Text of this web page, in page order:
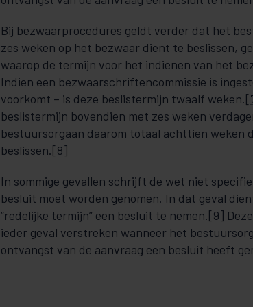
Bij bezwaarprocedures geldt verder dat het
zes weken op het bezwaar dient te beslissen,
waarop de termijn voor het indienen van het
Indien een bezwaarschriftencommissie is
voorkomt – is deze beslistermijn twaalf weken.
beslistermijn bovendien met zes weken
bestuursorgaan daarom totaal achttien weken
beslissen.[8]
In sommige gevallen schrijft de wet niet
besluit moet worden genomen. In dat geval
“redelijke termijn” een besluit te nemen.[9]
ieder geval verstreken wanneer het
ontvangst van de aanvraag een besluit heeft